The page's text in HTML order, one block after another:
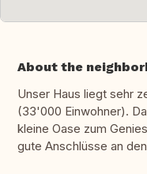
About the
Unser Haus liegt sehr
(33'000 Einwohner).
kleine Oase zum
gute Anschlüsse an